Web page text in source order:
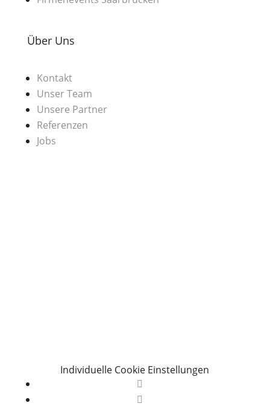
Über Uns
Kontakt
Unser Team
Unsere Partner
Referenzen
Jobs
Individuelle Cookie Einstellungen